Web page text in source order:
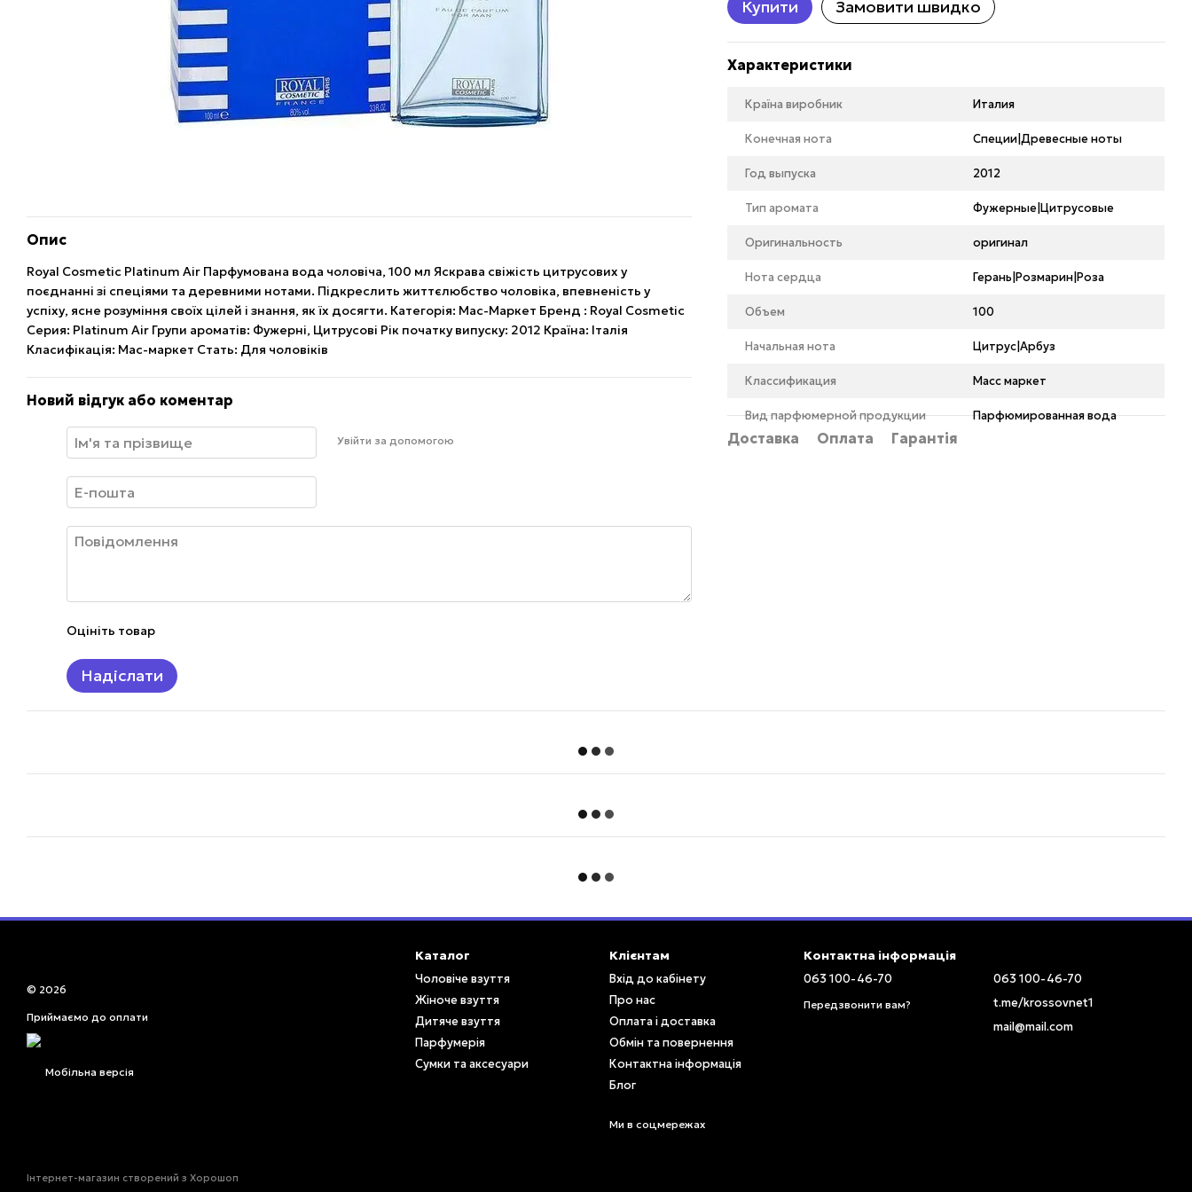
Опис
Royal Cosmetic Platinum Air Парфумована вода чоловіча, 100 мл Яскрава свіжість цитрусових у
поєднанні зі спеціями та деревними нотами. Підкреслить життєлюбство чоловіка, впевненість у
успіху, ясне розуміння своїх цілей і знання, як їх досягти. Категорія: Мас-Маркет Бренд : Royal Cosmetic
Серия: Platinum Air Групи ароматів: Фужерні, Цитрусові Рік початку випуску: 2012 Країна: Італія
Класифікація: Мас-маркет Стать: Для чоловіків
Новий відгук або коментар
Увійти за допомогою
Оцініть товар
Надіслати
Купити Замовити швидко
Характеристики
Країна виробник Италия
Конечная нота Специи|Древесные ноты
Год выпуска 2012
Тип аромата Фужерные|Цитрусовые
Оригинальность оригинал
Нота сердца Герань|Розмарин|Роза
Объем 100
Начальная нота Цитрус|Арбуз
Классификация Масс маркет
Вид парфюмерной продукции Парфюмированная вода
Доставка Оплата Гарантія
© 2026
Приймаємо до оплати
Мобільна версія
Інтернет-магазин створений з Хорошоп
Каталог
Чоловіче взуття
Жіноче взуття
Дитяче взуття
Парфумерія
Сумки та аксесуари
Клієнтам
Вхід до кабінету
Про нас
Оплата і доставка
Обмін та повернення
Контактна інформація
Блог
Ми в соцмережах
Контактна інформація
063 100-46-70
Передзвонити вам?
063 100-46-70
t.me/krossovnet1
mail@mail.com